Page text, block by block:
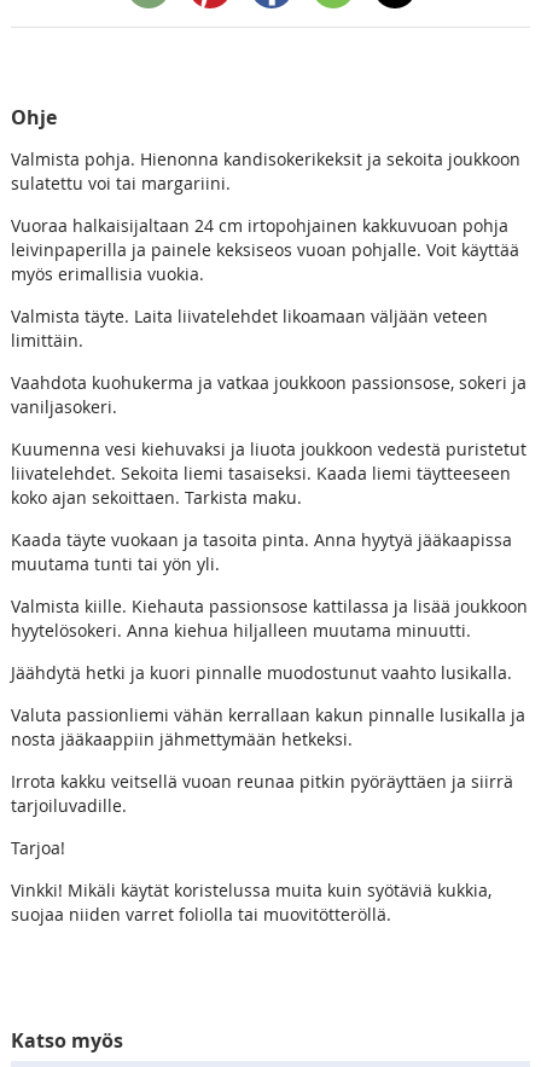
Ohje
Valmista pohja. Hienonna kandisokerikeksit ja sekoita joukkoon
sulatettu voi tai margariini.
Vuoraa halkaisijaltaan 24 cm irtopohjainen kakkuvuoan pohja
leivinpaperilla ja painele keksiseos vuoan pohjalle. Voit käyttää
myös erimallisia vuokia.
Valmista täyte. Laita liivatelehdet likoamaan väljään veteen
limittäin.
Vaahdota kuohukerma ja vatkaa joukkoon passionsose, sokeri ja
vaniljasokeri.
Kuumenna vesi kiehuvaksi ja liuota joukkoon vedestä puristetut
liivatelehdet. Sekoita liemi tasaiseksi. Kaada liemi täytteeseen
koko ajan sekoittaen. Tarkista maku.
Kaada täyte vuokaan ja tasoita pinta. Anna hyytyä jääkaapissa
muutama tunti tai yön yli.
Valmista kiille. Kiehauta passionsose kattilassa ja lisää joukkoon
hyytelösokeri. Anna kiehua hiljalleen muutama minuutti.
Jäähdytä hetki ja kuori pinnalle muodostunut vaahto lusikalla.
Valuta passionliemi vähän kerrallaan kakun pinnalle lusikalla ja
nosta jääkaappiin jähmettymään hetkeksi.
Irrota kakku veitsellä vuoan reunaa pitkin pyöräyttäen ja siirrä
tarjoiluvadille.
Tarjoa!
Vinkki! Mikäli käytät koristelussa muita kuin syötäviä kukkia,
suojaa niiden varret foliolla tai muovitötteröllä.
Katso myös